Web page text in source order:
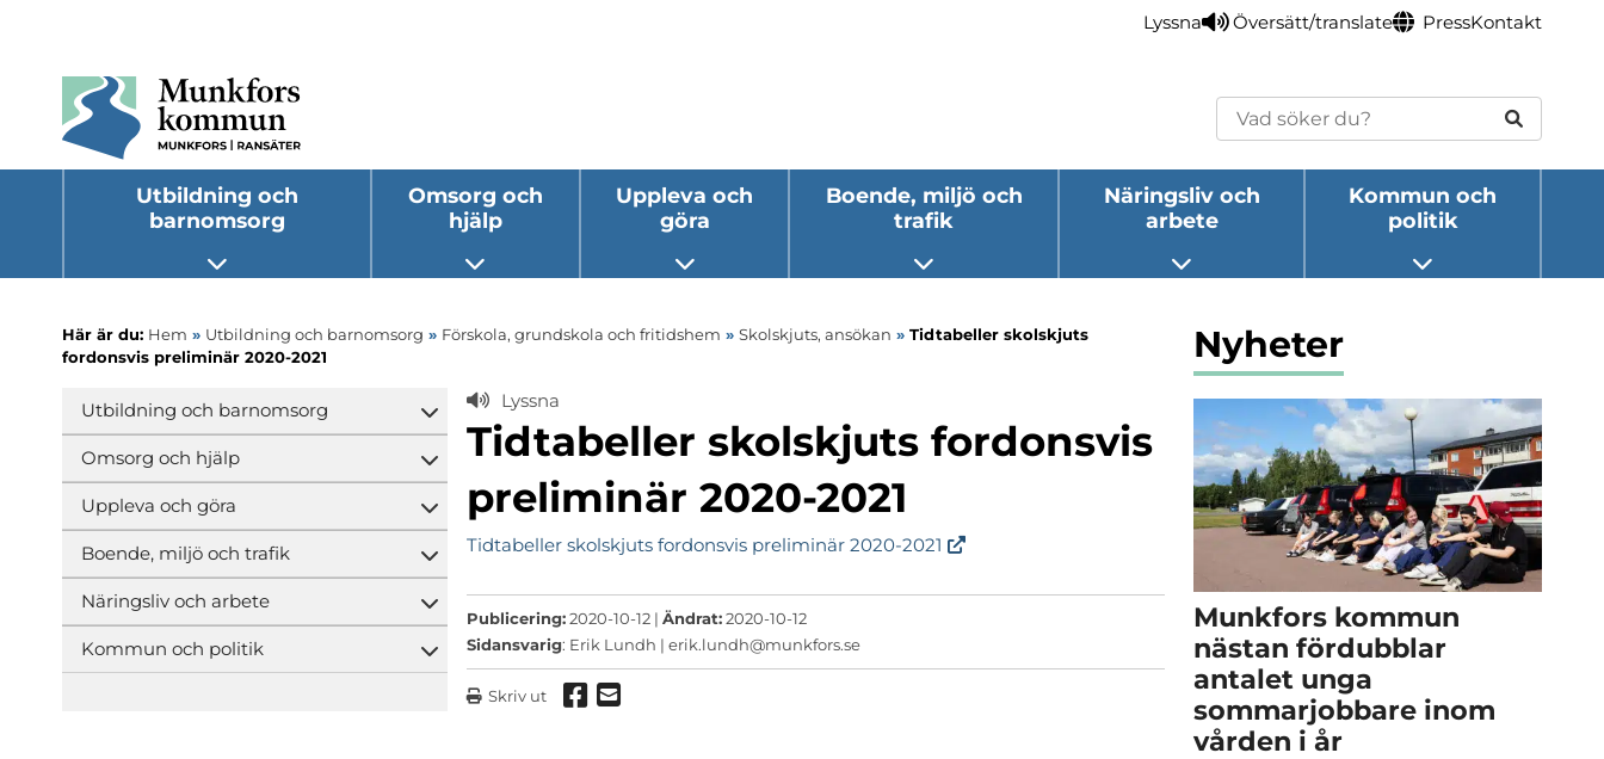
Lyssna Översätt/translate PressKontakt
Sök
Utbildning och
barnomsorg
Öppna undermeny
Omsorg och
hjälp
Öppna undermeny
Uppleva och
göra
Öppna undermeny
Boende, miljö och
trafik
Öppna undermeny
Näringsliv och
arbete
Öppna undermeny
Kommun och
politik
Öppna undermeny
Här är du: Hem » Utbildning och barnomsorg » Förskola, grundskola och fritidshem » Skolskjuts, ansökan » Tidtabeller skolskjuts
fordonsvis preliminär 2020-2021
Utbildning och barnomsorg
Öppna undermeny
Omsorg och hjälp
Öppna undermeny
Uppleva och göra
Öppna undermeny
Boende, miljö och trafik
Öppna undermeny
Näringsliv och arbete
Öppna undermeny
Kommun och politik
Öppna undermeny
Lyssna
Tidtabeller skolskjuts fordonsvis
preliminär 2020-2021
Tidtabeller skolskjuts fordonsvis preliminär 2020-2021
Publicering:2020-10-12 |Ändrat:2020-10-12
Sidansvarig: Erik Lundh |erik.lundh@munkfors.se
Skriv ut Dela via Facebook
Dela via mail
Nyheter
Munkfors kommun
nästan fördubblar
antalet unga
sommarjobbare inom
vården i år